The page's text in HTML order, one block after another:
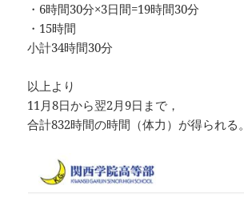
・6時間30分×3日間=19時間30分
・15時間
小計34時間30分
以上より
11月8日から翌2月9日まで，
合計832時間の時間（体力）が得られる。